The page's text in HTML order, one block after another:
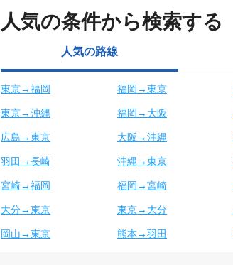
人気の条件から検索する
人気の路線
東京→福岡 福岡→東京
東京→沖縄 福岡→大阪
広島→東京 大阪→沖縄
羽田→長崎 沖縄→東京
宮崎→福岡 福岡→宮崎
大分→東京 東京→大分
岡山→東京 熊本→羽田